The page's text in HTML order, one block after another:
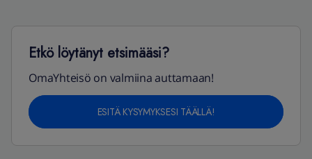
Etkö löytänyt etsimääsi?
OmaYhteisö on valmiina auttamaan!
ESITÄ KYSYMYKSESI TÄÄLLÄ!